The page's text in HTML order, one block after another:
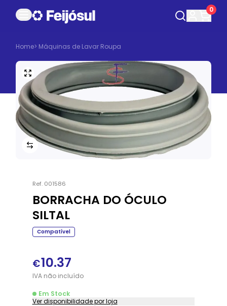
0
Home> Máquinas de Lavar Roupa
Ref. 001586
BORRACHA DO ÓCULO
SILTAL
Compatível
€10.37
IVAnãoincluído
Em Stock
Ver disponibilidade por loja